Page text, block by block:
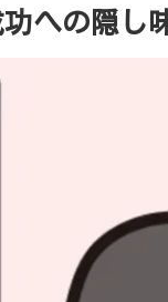
への隠し